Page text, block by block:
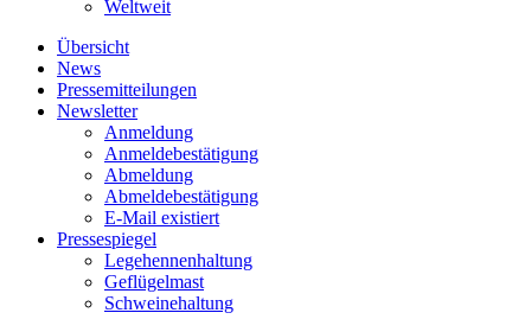
Weltweit
Übersicht
News
Pressemitteilungen
Newsletter
Anmeldung
Anmeldebestätigung
Abmeldung
Abmeldebestätigung
E-Mail existiert
Pressespiegel
Legehennenhaltung
Geflügelmast
Schweinehaltung